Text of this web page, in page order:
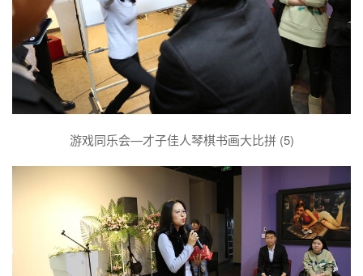
游戏同乐会—才子佳人琴棋书画大比拼 (5)